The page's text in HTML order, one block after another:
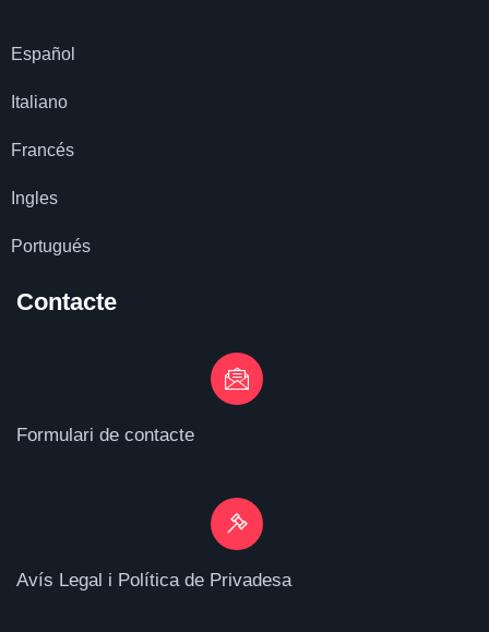
Español
Italiano
Francés
Ingles
Portugués
Contacte
Formulari de contacte
Avís Legal i Política de Privadesa